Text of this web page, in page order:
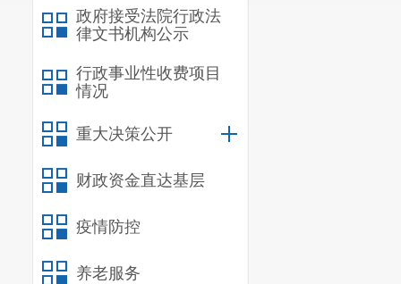
政府接受法院行政法
律文书机构公示
行政事业性收费项目
情况
重大决策公开
财政资金直达基层
疫情防控
养老服务